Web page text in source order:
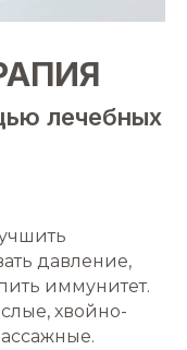
лечебных
давление,
иммунитет.
хвойно-